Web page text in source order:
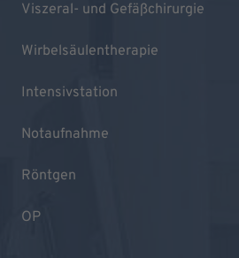
Viszeral- und Gefäßchirurgie
Wirbelsäulentherapie
Intensivstation
Notaufnahme
Röntgen
OP